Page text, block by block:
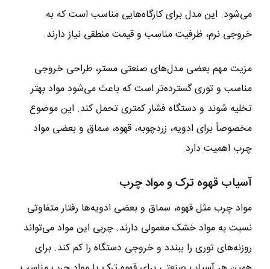
می‌شود. این مدل برای کارگاه‌هایی مناسب است که به
خروجی نرم، ظرفیت مناسب و قیمت منطقی نیاز دارند.
مزیت مهم بعضی مدل‌های صنعتی مستر، طراحی خروجی
مناسب و توری گسترده‌تر است که باعث می‌شود مواد بهتر
تخلیه شوند و دستگاه فشار کمتری تحمل کند. این موضوع
مخصوصاً برای ادویه، زردچوبه، قهوه، سماق و بعضی مواد
چرب اهمیت دارد.
آسیاب قهوه ترک و مواد چرب
مواد چرب مثل قهوه، سماق و بعضی ادویه‌ها رفتار متفاوتی
نسبت به مواد خشک معمولی دارند. چربی این مواد می‌تواند
روزنه‌های توری را ببندد و خروجی دستگاه را کم کند. برای